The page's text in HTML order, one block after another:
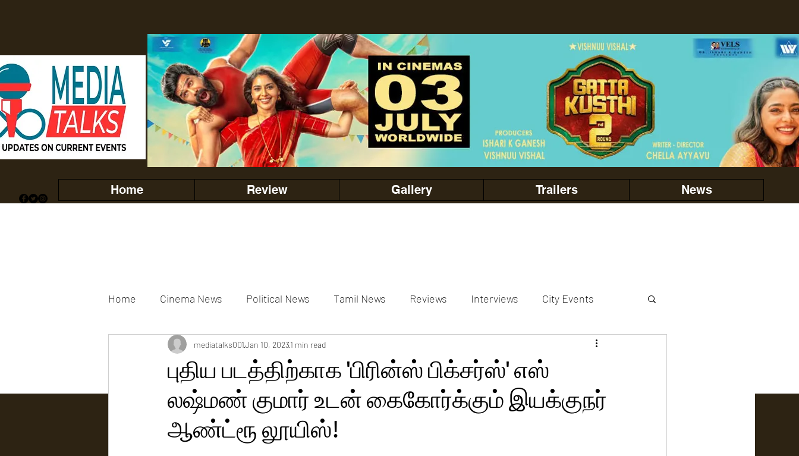
Home Review Gallery Trailers News
Home Cinema News Political News Tamil News Reviews Interviews City Events
Movies Gallery Actress Gallery Events Gallery actors gallery
புதிய படத்திற்காக 'பிரின்ஸ் பிக்சர்ஸ்' எஸ்
லஷ்மண் குமார் உடன் கைகோர்க்கும் இயக்குநர்
ஆண்ட்ரூ லூயிஸ்!
mediatalks001Jan 10, 20231 min read